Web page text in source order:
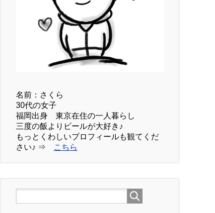
名前：さくら
30代の女子
福岡出身 東京在住の一人暮らし
三度の飯よりビールが大好き♪
もっとくわしいプロフィールも観てくだ
さい♪ ⇒
こちら